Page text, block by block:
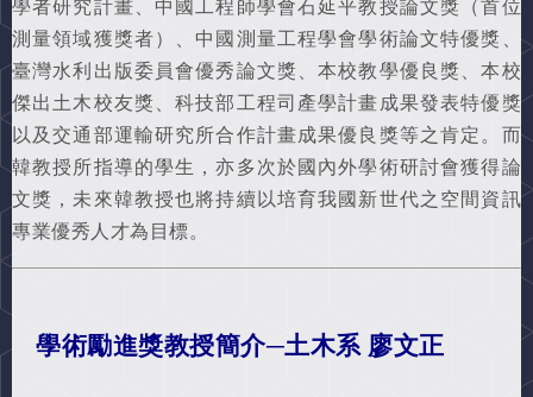
學者研究計畫、中國工程師學會石延平教授論文獎（首位
測量領域獲獎者）、中國測量工程學會學術論文特優獎、
臺灣水利出版委員會優秀論文獎、本校教學優良獎、本校
傑出土木校友獎、科技部工程司產學計畫成果發表特優獎
以及交通部運輸研究所合作計畫成果優良獎等之肯定。而
韓教授所指導的學生，亦多次於國內外學術研討會獲得論
文獎，未來韓教授也將持續以培育我國新世代之空間資訊
專業優秀人才為目標。
學術勵進獎教授簡介─土木系 廖文正